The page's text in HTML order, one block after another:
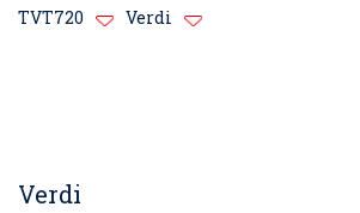
TVT720 Verdi
Verdi